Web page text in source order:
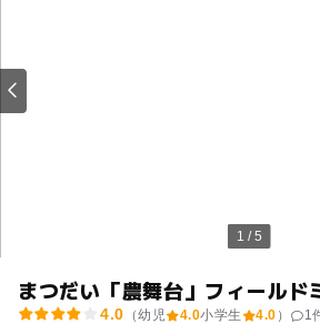
1 / 5
まつだい「農舞台」フィールド
4.0 （幼児 4.0小学生 4.0 ） 1